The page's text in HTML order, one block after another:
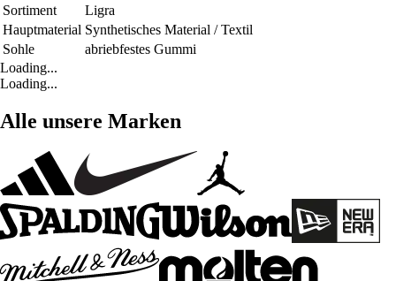
Sortiment
Ligra
Hauptmaterial Synthetisches Material / Textil
Sohle
abriebfestes Gummi
Loading...
Loading...
Alle unsere Marken